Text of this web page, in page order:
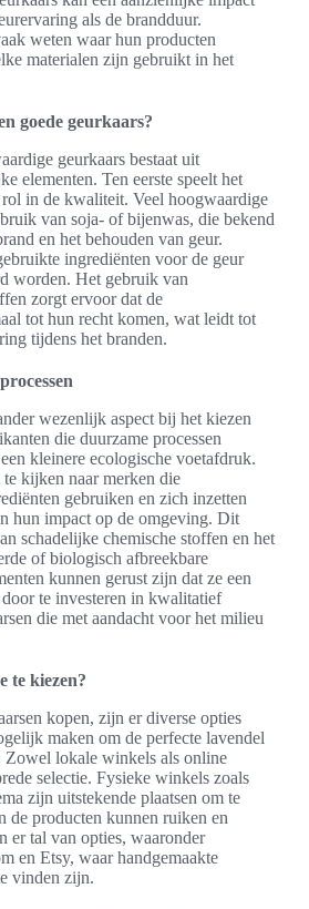
als de brandduur.
weten waar hun producten
materialen zijn gebruikt in het
goede geurkaars?
geurkaars bestaat uit
elementen. Ten eerste speelt het
in de kwaliteit. Veel hoogwaardige
van soja- of bijenwas, die bekend
en het behouden van geur.
ingrediënten voor de geur
worden. Het gebruik van
zorgt ervoor dat de
tot hun recht komen, wat leidt tot
tijdens het branden.
wezenlijk aspect bij het kiezen
die duurzame processen
kleinere ecologische voetafdruk.
kijken naar merken die
gebruiken en zich inzetten
hun impact op de omgeving. Dit
schadelijke chemische stoffen en het
of biologisch afbreekbare
kunnen gerust zijn dat ze een
te investeren in kwalitatief
die met aandacht voor het milieu
te kiezen?
kopen, zijn er diverse opties
maken om de perfecte lavendel
Zowel lokale winkels als online
selectie. Fysieke winkels zoals
zijn uitstekende plaatsen om te
de producten kunnen ruiken en
er tal van opties, waaronder
en Etsy, waar handgemaakte
vinden zijn.